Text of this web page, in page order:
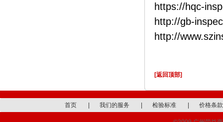
https://hqc-
http://gb-
http://
[返回顶部]
首页 我们的服务 检验标准 价格条款